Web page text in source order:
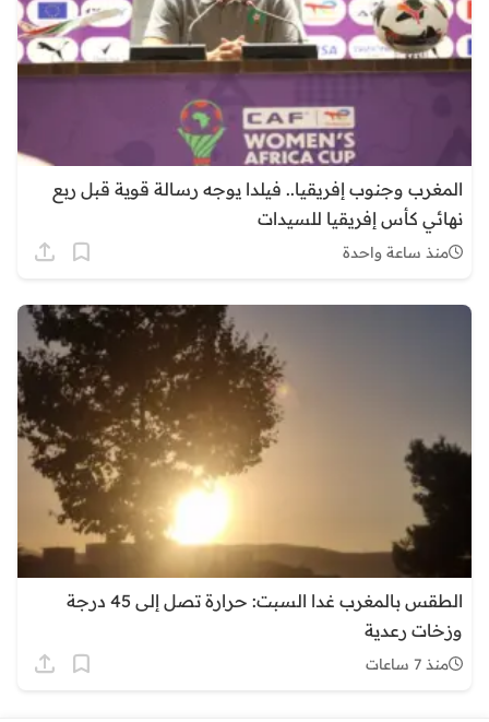
المغرب وجنوب إفريقيا.. فيلدا يوجه رسالة قوية قبل ربع
نهائي كأس إفريقيا للسيدات
منذ ساعة واحدة
الطقس بالمغرب غدا السبت: حرارة تصل إلى 45 درجة
وزخات رعدية
منذ 7 ساعات